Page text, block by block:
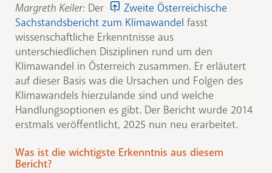
Margreth Keiler: Der
Zweite Österreichische
Sachstandsbericht zum Klimawandel fasst
wissenschaftliche Erkenntnisse aus
unterschiedlichen Disziplinen rund um den
Klimawandel in Österreich zusammen. Er erläutert
auf dieser Basis was die Ursachen und Folgen des
Klimawandels hierzulande sind und welche
Handlungsoptionen es gibt. Der Bericht wurde 2014
erstmals veröffentlicht, 2025 nun neu erarbeitet.
Was ist die wichtigste Erkenntnis aus diesem
Bericht?